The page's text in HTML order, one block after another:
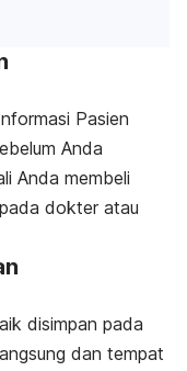
Pasien
Anda
Anda membeli
dokter atau
disimpan pada
dan tempat